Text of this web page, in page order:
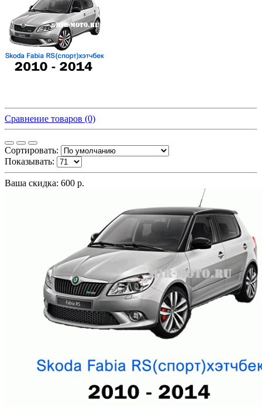
Сравнение товаров (0)
Сортировать:
Показывать:
Ваша скидка: 600 р.